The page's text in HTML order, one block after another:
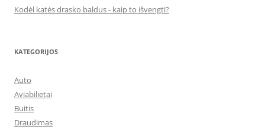
Kodėl katės drasko baldus - kaip to išvengti?
KATEGORIJOS
Auto
Aviabilietai
Buitis
Draudimas